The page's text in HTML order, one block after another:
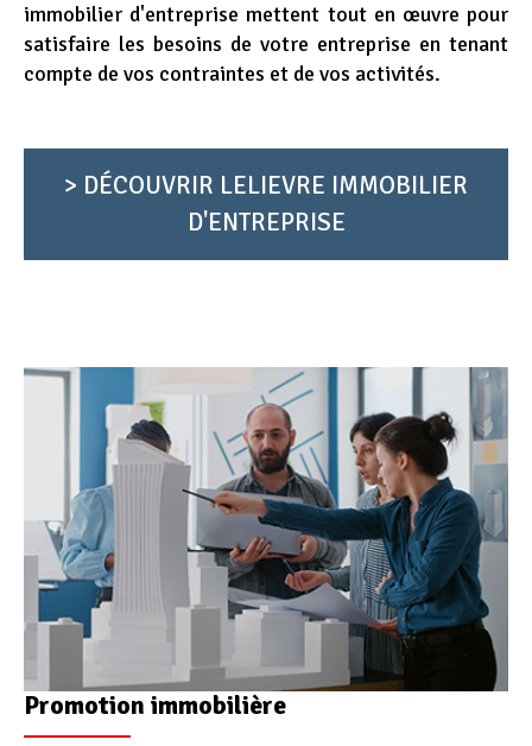
immobilier d'entreprise mettent tout en œuvre pour
satisfaire les besoins de votre entreprise en tenant
compte de vos contraintes et de vos activités.
> DÉCOUVRIR LELIEVRE IMMOBILIER
D'ENTREPRISE
Promotion immobilière